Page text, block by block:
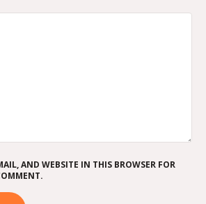
AND WEBSITE IN THIS BROWSER FOR